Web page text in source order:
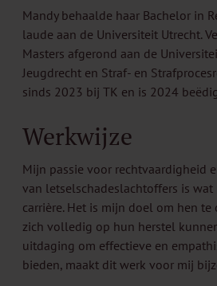
Mandy behaalde haar Bachelor in
laude aan de Universiteit Utrecht.
Masters afgerond aan de
Jeugdrecht en Straf- en
sinds 2023 bij TK en is 2024
Werkwijze
Mijn passie voor rechtvaardigheid
van letselschadeslachtoffers is
carrière. Het is mijn doel om hen te
zich volledig op hun herstel
uitdaging om effectieve en
bieden, maakt dit werk voor mij